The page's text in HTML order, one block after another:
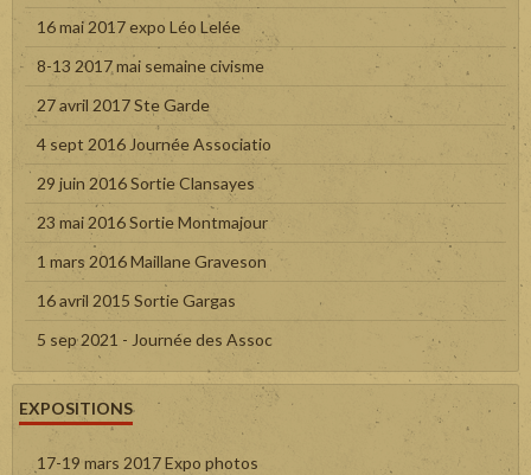
16 mai 2017 expo Léo Lelée
8-13 2017 mai semaine civisme
27 avril 2017 Ste Garde
4 sept 2016 Journée Associatio
29 juin 2016 Sortie Clansayes
23 mai 2016 Sortie Montmajour
1 mars 2016 Maillane Graveson
16 avril 2015 Sortie Gargas
5 sep 2021 - Journée des Assoc
EXPOSITIONS
17-19 mars 2017 Expo photos